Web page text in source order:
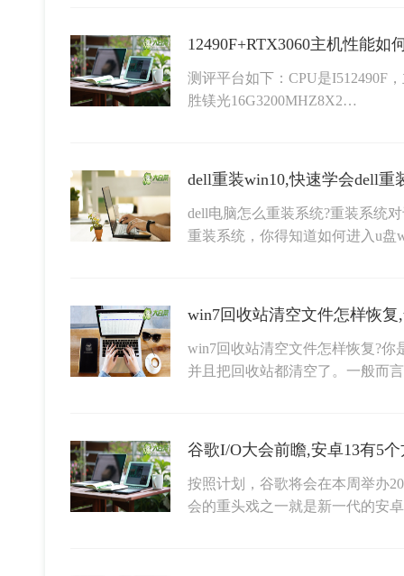
12490F+RTX3060主机性能如
测评平台如下：CPU是I512490F
胜镁光16G3200MHZ8X2…
dell重装win10,快速学会dell重
dell电脑怎么重装系统?重装系统
重装系统，你得知道如何进入u盘
win7回收站清空文件怎样恢
win7回收站清空文件怎样恢复?
并且把回收站都清空了。一般而
谷歌I/O大会前瞻,安卓13有5
按照计划，谷歌将会在本周举办
会的重头戏之一就是新一代的安